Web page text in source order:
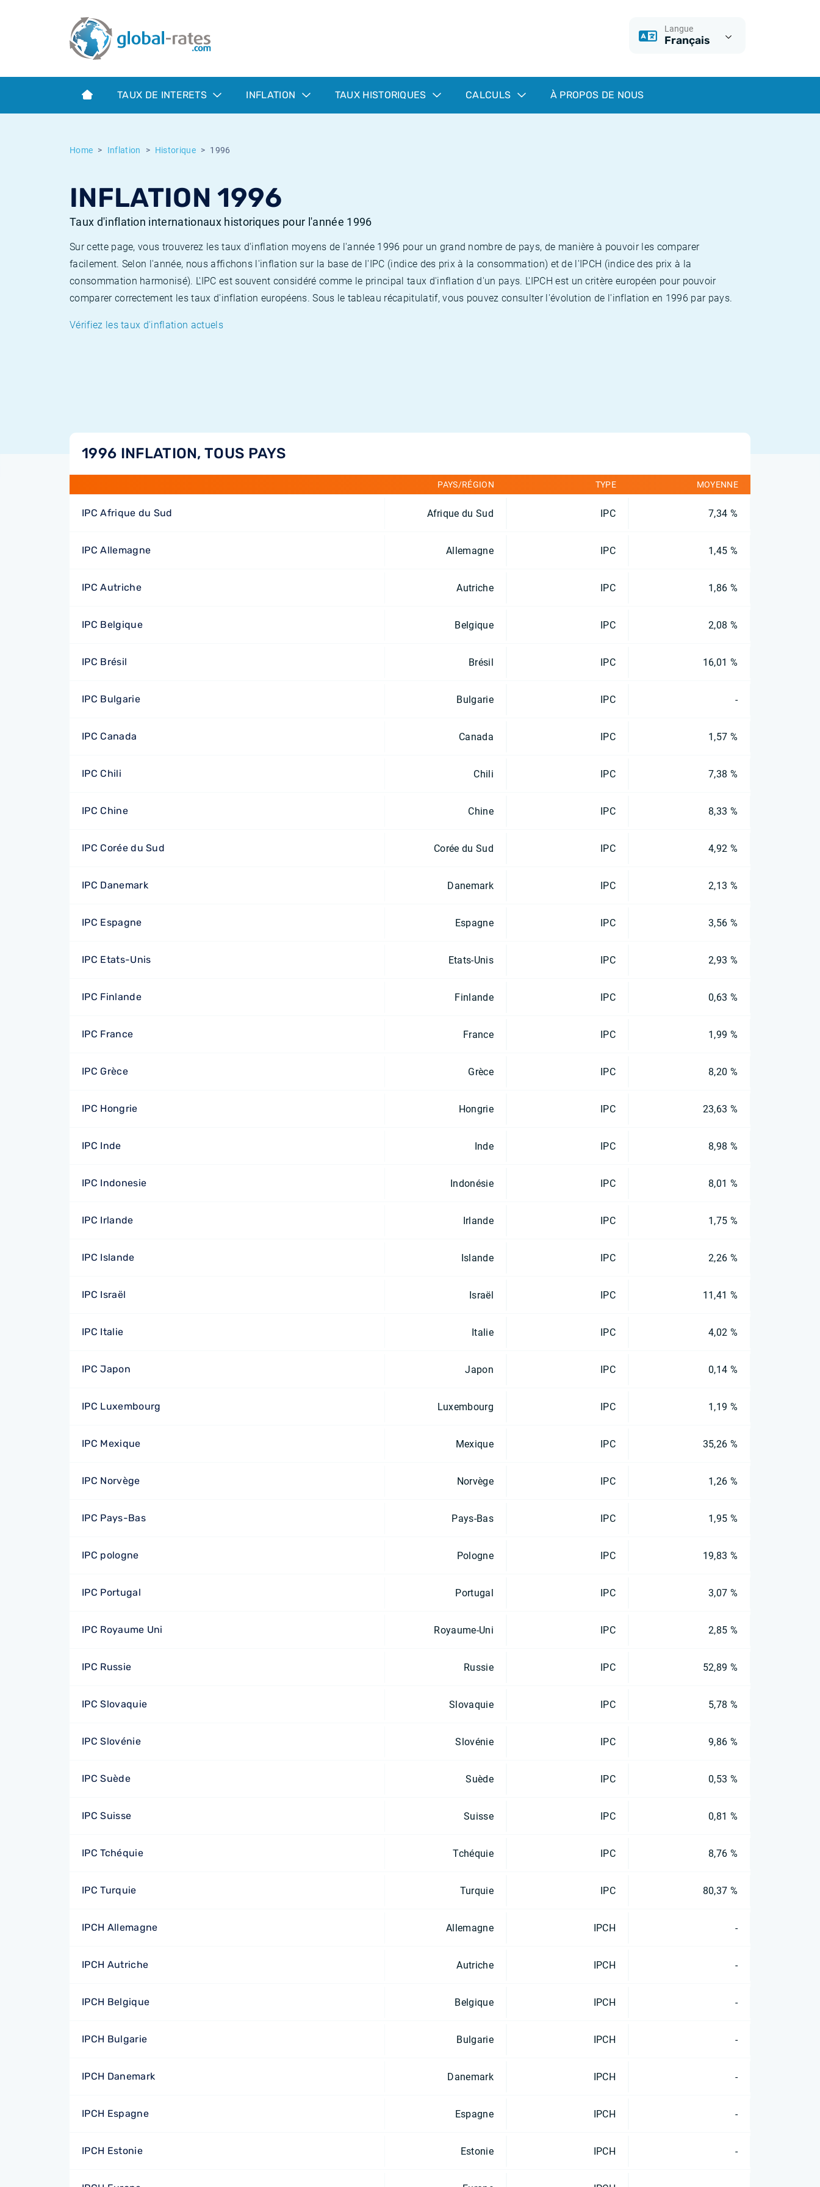
Langue
Français
TAUX DE INTERETS INFLATION TAUX HISTORIQUES CALCULS À PROPOS DE NOUS
Home Inflation Historique 1996
INFLATION 1996
Taux d'inflation internationaux historiques pour l'année 1996
Sur cette page, vous trouverez les taux d'inflation moyens de l'année 1996 pour un grand nombre de pays, de manière à pouvoir les comparer
facilement. Selon l'année, nous affichons l'inflation sur la base de l'IPC (indice des prix à la consommation) et de l'IPCH (indice des prix à la
consommation harmonisé). L'IPC est souvent considéré comme le principal taux d'inflation d'un pays. L'IPCH est un critère européen pour pouvoir
comparer correctement les taux d'inflation européens. Sous le tableau récapitulatif, vous pouvez consulter l'évolution de l'inflation en 1996 par pays.
Vérifiez les taux d'inflation actuels
1996 INFLATION, TOUS PAYS
PAYS/RÉGION TYPE MOYENNE
IPC Afrique du Sud Afrique du Sud IPC 7,34 %
IPC Allemagne Allemagne IPC 1,45 %
IPC Autriche Autriche IPC 1,86 %
IPC Belgique Belgique IPC 2,08 %
IPC Brésil Brésil IPC 16,01 %
IPC Bulgarie Bulgarie IPC -
IPC Canada Canada IPC 1,57 %
IPC Chili Chili IPC 7,38 %
IPC Chine Chine IPC 8,33 %
IPC Corée du Sud Corée du Sud IPC 4,92 %
IPC Danemark Danemark IPC 2,13 %
IPC Espagne Espagne IPC 3,56 %
IPC Etats-Unis Etats-Unis IPC 2,93 %
IPC Finlande Finlande IPC 0,63 %
IPC France France IPC 1,99 %
IPC Grèce Grèce IPC 8,20 %
IPC Hongrie Hongrie IPC 23,63 %
IPC Inde Inde IPC 8,98 %
IPC Indonesie Indonésie IPC 8,01 %
IPC Irlande Irlande IPC 1,75 %
IPC Islande Islande IPC 2,26 %
IPC Israël Israël IPC 11,41 %
IPC Italie Italie IPC 4,02 %
IPC Japon Japon IPC 0,14 %
IPC Luxembourg Luxembourg IPC 1,19 %
IPC Mexique Mexique IPC 35,26 %
IPC Norvège Norvège IPC 1,26 %
IPC Pays-Bas Pays-Bas IPC 1,95 %
IPC pologne Pologne IPC 19,83 %
IPC Portugal Portugal IPC 3,07 %
IPC Royaume Uni Royaume-Uni IPC 2,85 %
IPC Russie Russie IPC 52,89 %
IPC Slovaquie Slovaquie IPC 5,78 %
IPC Slovénie Slovénie IPC 9,86 %
IPC Suède Suède IPC 0,53 %
IPC Suisse Suisse IPC 0,81 %
IPC Tchéquie Tchéquie IPC 8,76 %
IPC Turquie Turquie IPC 80,37 %
IPCH Allemagne Allemagne IPCH -
IPCH Autriche Autriche IPCH -
IPCH Belgique Belgique IPCH -
IPCH Bulgarie Bulgarie IPCH -
IPCH Danemark Danemark IPCH -
IPCH Espagne Espagne IPCH -
IPCH Estonie Estonie IPCH -
Term SOFR
Qu'est-ce que l'inflation IPC?
Qu'est-ce que l'inflation IPCH?
Taux Euribor historiques
Taux ESTER historiques
Taux d'inflation historiques
Calculateur d’inflation